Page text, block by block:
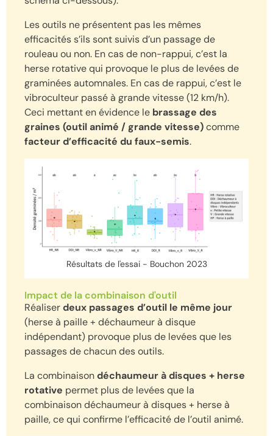
Les outils ne présentent pas les mêmes
efficacités s’ils sont suivis d’un passage de
rouleau ou non. En cas de non-rappui, c’est la
herse rotative qui provoque le plus de levées de
graminées automnales. En cas de rappui, c’est le
vibroculteur passé à grande vitesse (12 km/h).
Ceci mettant en évidence le brassage des
graines (outil animé / grande vitesse)comme
facteur d’efficacité du faux-semis.
Résultats de l'essai - Bouchon 2023
Impact de la combinaison d'outil
Réaliserdeux passages d’outil le même jour
(herse à paille + déchaumeur à disque
indépendant) provoque plus de levées que les
passages de chacun des outils.
La combinaisondéchaumeur à disques + herse
rotative permet plus de levées que la
combinaison déchaumeur à disques + herse à
paille, ce qui confirme l’efficacité de l’outil animé.